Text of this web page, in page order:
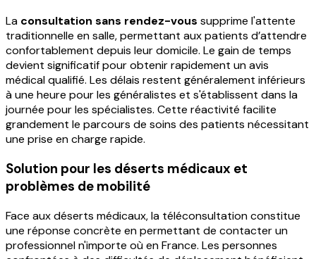
La consultation sans rendez-vous supprime l'attente
traditionnelle en salle, permettant aux patients d’attendre
confortablement depuis leur domicile. Le gain de temps
devient significatif pour obtenir rapidement un avis
médical qualifié. Les délais restent généralement inférieurs
à une heure pour les généralistes et s'établissent dans la
journée pour les spécialistes. Cette réactivité facilite
grandement le parcours de soins des patients nécessitant
une prise en charge rapide.
Solution pour les déserts médicaux et
problèmes de mobilité
Face aux déserts médicaux, la téléconsultation constitue
une réponse concrète en permettant de contacter un
professionnel n'importe où en France. Les personnes